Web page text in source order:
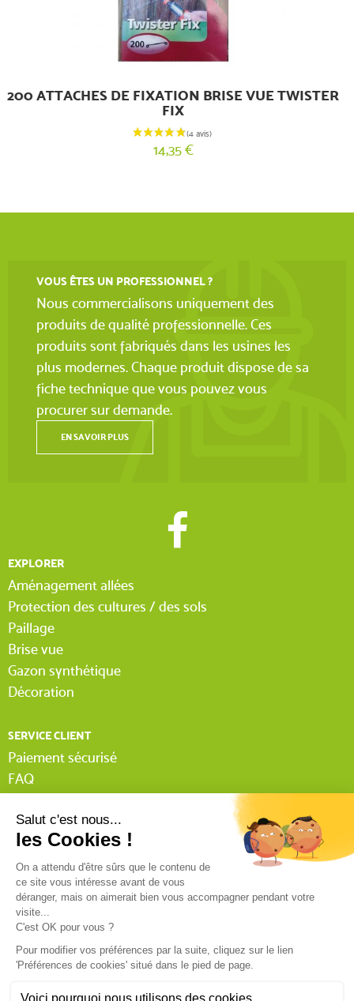
(1 avis)
200 ATTACHES DE FIXATION BRISE VUE TWISTER
FIX
14,35 €
VOUS ÊTES UN PROFESSIONNEL ?
Nous commercialisons uniquement des
produits de qualité professionnelle. Ces
produits sont fabriqués dans les usines les
plus modernes. Chaque produit dispose de sa
fiche technique que vous pouvez vous
procurer sur demande.
EN SAVOIR PLUS
EXPLORER
Aménagement allées
Protection des cultures / des sols
Paillage
Brise vue
Gazon synthétique
Décoration
SERVICE CLIENT
Paiement sécurisé
FAQ
Lexique Tissnet
Suivi commande invité
Contactez-nous
Mentions légales